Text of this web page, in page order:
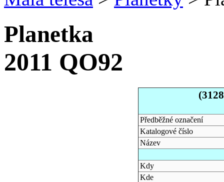
Planetka
2011 QO92
Předběžné označení
Katalogové číslo
Název
Kdy
Kde